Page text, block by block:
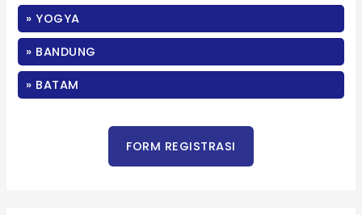
f
o
r
» YOGYA
» BANDUNG
» BATAM